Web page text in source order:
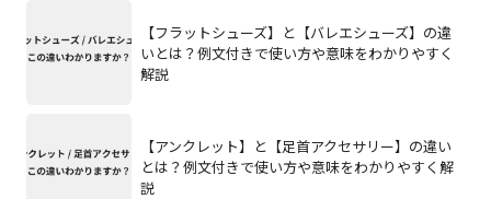
【フラットシューズ】と【バレエシューズ】の違
いとは？例文付きで使い方や意味をわかりやすく
解説
【アンクレット】と【足首アクセサリー】の違い
とは？例文付きで使い方や意味をわかりやすく解
説